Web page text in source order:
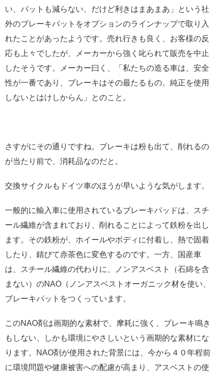
い、パットも減らない、だけど利きはまあまあ」という社
外のブレーキパットをオプションのラインナップで取り入
れたことがあったようです。売れ行きも良く、お客様の反
応も上々でしたが、メーカーから強く叱られて販売を中止
したそうです。メーカー曰く、「私たちの造る車は、安全
性が一番であり、ブレーキはその最たるもの。純正を使用
しないとはけしからん」とのこと。
さすがにその通りですね。ブレーキは粉も出て、削れるの
が当たり前で、消耗品なのだと。
交換サイクルもドイツ車のほうが早いような気がします。
一般的に輸入車に使用されているブレーキパッドは、スチ
ール繊維が含まれており、削れることによって鉄粉を出し
ます。その鉄粉が、ホイールやボディに付着し、熱で固着
したり、錆びて赤茶色に変色するのです。一方、国産車
は、スチール繊維の代わりに、ノンアスベスト（石綿を含
まない）のNAO（ノンアスベストオーガニック材を使い、
ブレーキパットをつくっています。
このNAO剤は画期的な素材で、摩耗に強く、ブレーキ鳴き
もしない、しかも環境にやさしいという画期的な素材にな
ります。NAO剤が使用された背景には、今から４０年程前
に環境問題や健康被害への配慮が高まり、アスベストの使